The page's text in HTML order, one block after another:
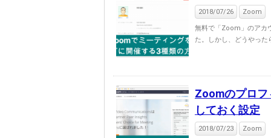
2018/07/26 Zoom
無料で「Zoom」のアカ
た。しかし、どうやっ
Zoomのプロフ
しておく設定
2018/07/23 Zoom